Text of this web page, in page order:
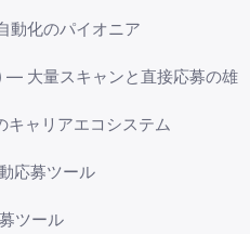
動化のパイオニア
大量スキャンと直接応募の雄
ャリアエコシステム
応募ツール
ツール